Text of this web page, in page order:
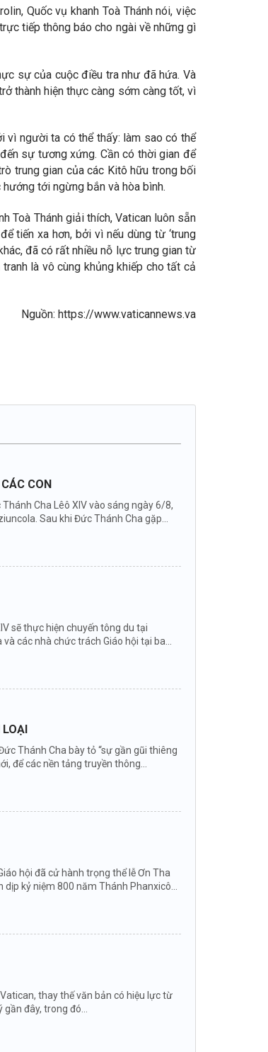
Quốc vụ khanh Toà Thánh nói, việc
tiếp thông báo cho ngài về những gì
sự của cuộc điều tra như đã hứa. Và
thành hiện thực càng sớm càng tốt, vì
vì người ta có thể thấy: làm sao có thể
sự tương xứng. Cần có thời gian để
trung gian của các Kitô hữu trong bối
tới ngừng bắn và hòa bình.
Toà Thánh giải thích, Vatican luôn sẵn
tiến xa hơn, bởi vì nếu dùng từ ‘trung
đã có rất nhiều nỗ lực trung gian từ
là vô cùng khủng khiếp cho tất cả
Nguồn: https://www.vaticannews.va
CON
Cha Lêô XIV vào sáng ngày 6/8,
Sau khi Đức Thánh Cha gặp...
sẽ thực hiện chuyến tông du tại
các nhà chức trách Giáo hội tại ba
Thánh Cha bày tỏ “sự gần gũi thiêng
để các nền tảng truyền thông...
hội đã cử hành trọng thể lễ Ơn Tha
kỷ niệm 800 năm Thánh Phanxicô...
thay thế văn bản có hiệu lực từ
đây, trong đó...